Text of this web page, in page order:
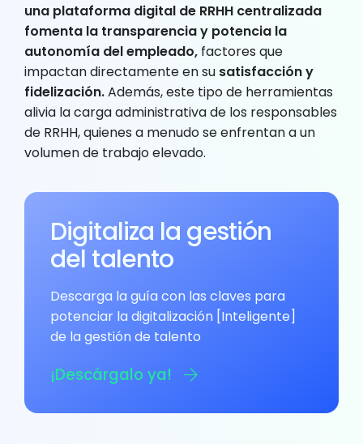
una plataforma digital de RRHH centralizada
fomenta la transparencia y potencia la
autonomía del empleado, factores que
impactan directamente en su satisfacción y
fidelización.Además, este tipo de herramientas
alivia la carga administrativa de los responsables
de RRHH, quienes a menudo se enfrentan a un
volumen de trabajo elevado.
Digitaliza la gestión
del talento
Descarga la guía con las claves para
potenciar la digitalización [Inteligente]
de la gestión de talento
¡Descárgalo ya!